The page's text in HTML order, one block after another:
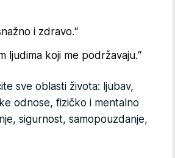
i zdravo.“
ljudima koji me podržavaju.“
sve oblasti života: ljubav,
odnose, fizičko i mentalno
sigurnost, samo­pouzdanje,